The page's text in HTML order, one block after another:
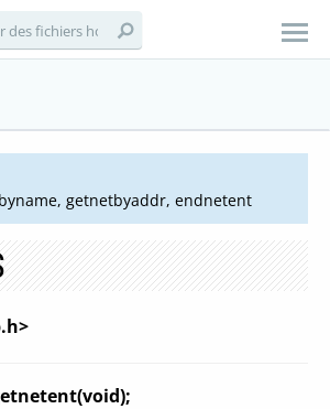
getnetbyaddr, endnetent